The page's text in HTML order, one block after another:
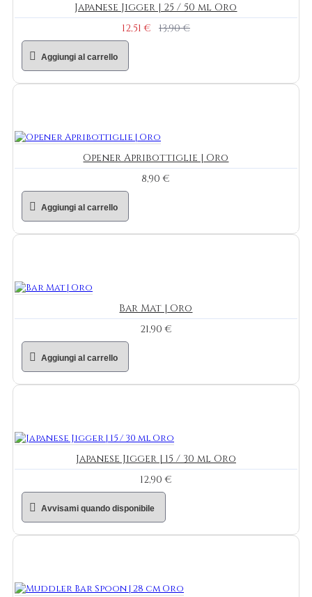
Japanese Jigger | 25 / 50 ml Oro
12,51 €
13,90 €
Aggiungi al carrello
Opener Apribottiglie | Oro
8,90 €
Aggiungi al carrello
Bar Mat | Oro
21,90 €
Aggiungi al carrello
Japanese Jigger | 15 / 30 ml Oro
12,90 €
Avvisami quando disponibile